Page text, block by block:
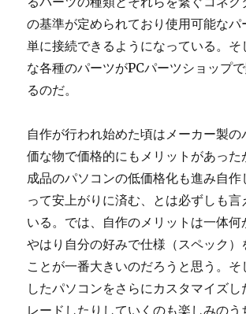
の基準が定められており使用可能なパ
単に接続できるようになっている。そ
な各種のパーツがPCパーツショップ
るのだ。
自作が行われ始めた頃はメーカー製の
価な物で価格的にもメリットがあった
成品のパソコンの低価格化も進み自作
って安上がりに済む、とは必ずしも言
いる。では、自作のメリットは一体何
やはり自分の好みで仕様（スペック）
ことが一番大きいのだろうと思う。そ
したパソコンをさらにカスタマイズ
レードしたりしていくのも楽しみのう